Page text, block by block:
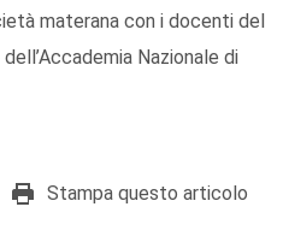
materana con i docenti del
Nazionale di
Stampa questo articolo